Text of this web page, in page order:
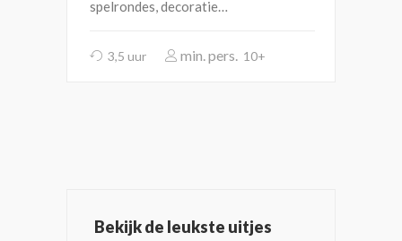
spelrondes, decoratie…
3,5 uur 10+
Bekijk de leukste uitjes